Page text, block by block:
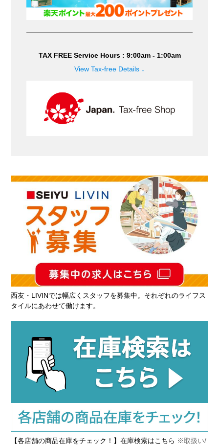
TAX FREE Service Hours : 9:00am - 1:00am
View Tax-free Details ↓
西友・LIVINでは幅広くスタッフを募集中。それぞれのライフス
タイルにあわせて働けます。
【各店舗の商品在庫をチェック！】在庫検索はこちら ※取扱い/